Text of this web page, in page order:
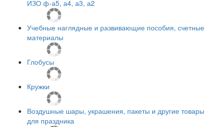
ИЗО ф-а5, а4, а3, а2
Учебные наглядные и развивающие пособия, счетные
материалы
Глобусы
Кружки
Воздушные шары, украшения, пакеты и другие товары
для праздника